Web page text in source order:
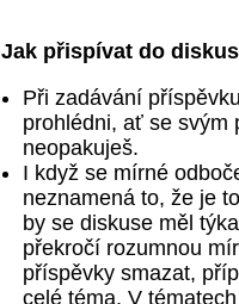
Jak přispívat do
Při zadávání
prohlédni, ať se svým
neopakuješ.
I když se mírné
neznamená to, že je
by se diskuse měl
překročí rozumnou
příspěvky smazat,
celé téma. V